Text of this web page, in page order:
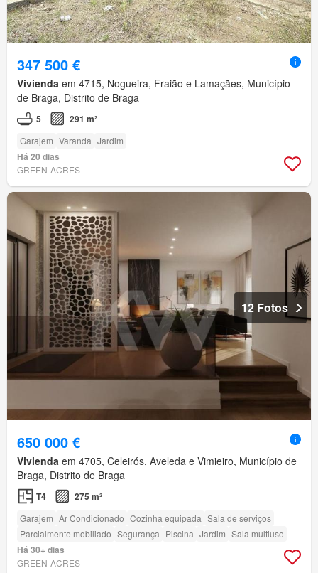
347 500 €
Vivienda em 4715, Nogueira, Fraião e Lamaçães, Município
de Braga, Distrito de Braga
5 291 m²
Garajem Varanda Jardim
Há 20 dias
GREEN-ACRES
12 Fotos
650 000 €
Vivienda em 4705, Celeirós, Aveleda e Vimieiro, Município de
Braga, Distrito de Braga
T4 275 m²
Garajem Ar Condicionado Cozinha equipada Sala de serviços
Parcialmente mobiliado Segurança Piscina Jardim Sala multiuso
Há 30+ dias
GREEN-ACRES